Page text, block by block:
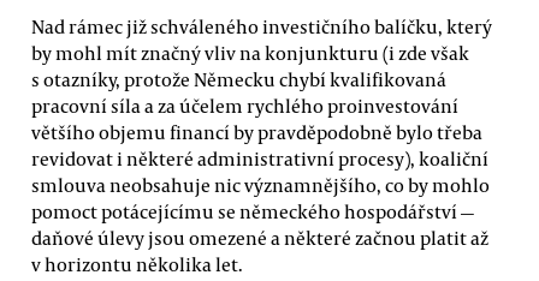
Nad rámec již schváleného investičního balíčku, který
by mohl mít značný vliv na konjunkturu (i zde však
s otazníky, protože Německu chybí kvalifikovaná
pracovní síla a za účelem rychlého proinvestování
většího objemu financí by pravděpodobně bylo třeba
revidovat i některé administrativní procesy), koaliční
smlouva neobsahuje nic významnějšího, co by mohlo
pomoct potácejícímu se německého hospodářství —
daňové úlevy jsou omezené a některé začnou platit až
v horizontu několika let.